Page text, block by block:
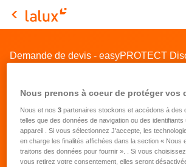
LALUX Assurances
Demande de devis - easyPROTECT
Données personnelles
Nous prenons à coeur de protéger vos
Nous et nos3 partenaires stockons et accédons à des
telles que des données de navigation ou des
appareil . Si vous sélectionnez J'accepte, les
en charge les finalités affichées dans la section « Nous
traitons des données pour fournir ». . Si vous
vous retirez votre consentement, elles seront